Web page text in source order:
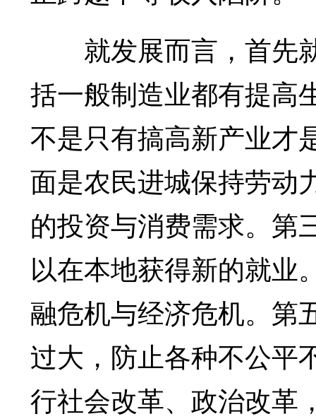
就发展而言，首先
括一般制造业都有提高
不是只有搞高新产业才
面是农民进城保持劳动
的投资与消费需求。第
以在本地获得新的就业
融危机与经济危机。第
过大，防止各种不公平
行社会改革、政治改革